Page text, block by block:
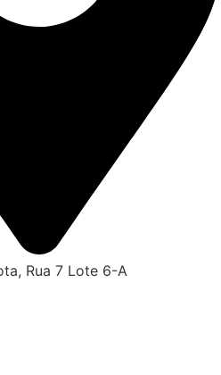
Rua 7 Lote 6-A